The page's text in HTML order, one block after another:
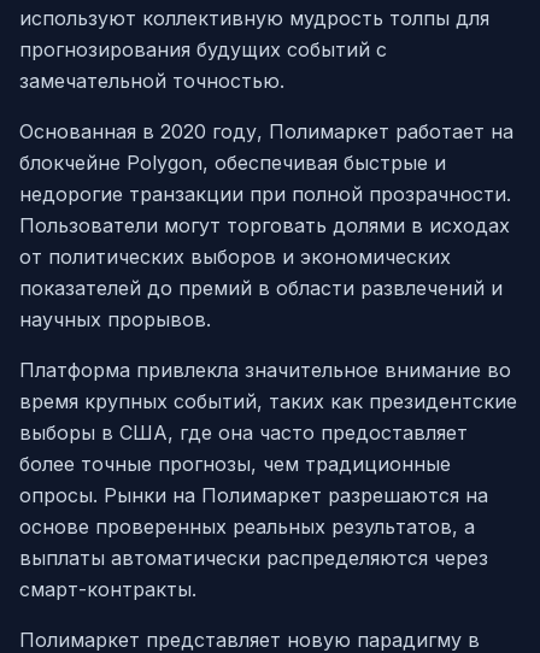
используют коллективную мудрость толпы для
прогнозирования будущих событий с
замечательной точностью.
Основанная в 2020 году, Полимаркет работает на
блокчейне Polygon, обеспечивая быстрые и
недорогие транзакции при полной прозрачности.
Пользователи могут торговать долями в исходах
от политических выборов и экономических
показателей до премий в области развлечений и
научных прорывов.
Платформа привлекла значительное внимание во
время крупных событий, таких как президентские
выборы в США, где она часто предоставляет
более точные прогнозы, чем традиционные
опросы. Рынки на Полимаркет разрешаются на
основе проверенных реальных результатов, а
выплаты автоматически распределяются через
смарт-контракты.
Полимаркет представляет новую парадигму в